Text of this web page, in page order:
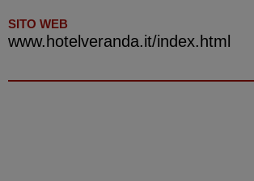
SITO WEB
www.hotelveranda.it/index.html